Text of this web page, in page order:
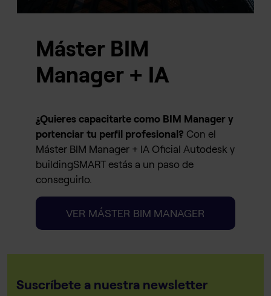
Máster BIM
Manager + IA
¿Quieres capacitarte como BIM Manager y
portenciar tu perfil profesional? Con el
Máster BIM Manager + IA Oficial Autodesk y
buildingSMART estás a un paso de
conseguirlo.
VER MÁSTER BIM MANAGER
Suscríbete a nuestra newsletter